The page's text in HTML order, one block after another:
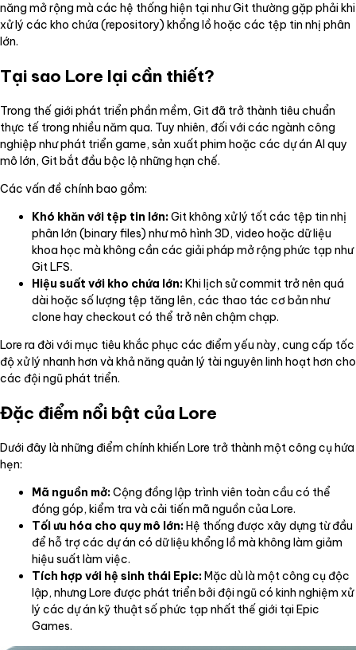
năng mở rộng mà các hệ thống hiện tại như Git thường gặp phải khi
xử lý các kho chứa (repository) khổng lồ hoặc các tệp tin nhị phân
lớn.
Tại sao Lore lại cần thiết?
Trong thế giới phát triển phần mềm, Git đã trở thành tiêu chuẩn
thực tế trong nhiều năm qua. Tuy nhiên, đối với các ngành công
nghiệp như phát triển game, sản xuất phim hoặc các dự án AI quy
mô lớn, Git bắt đầu bộc lộ những hạn chế.
Các vấn đề chính bao gồm:
Khó khăn với tệp tin lớn:Git không xử lý tốt các tệp tin nhị
phân lớn (binary files) như mô hình 3D, video hoặc dữ liệu
khoa học mà không cần các giải pháp mở rộng phức tạp như
Git LFS.
Hiệu suất với kho chứa lớn:Khi lịch sử commit trở nên quá
dài hoặc số lượng tệp tăng lên, các thao tác cơ bản như
clone hay checkout có thể trở nên chậm chạp.
Lore ra đời với mục tiêu khắc phục các điểm yếu này, cung cấp tốc
độ xử lý nhanh hơn và khả năng quản lý tài nguyên linh hoạt hơn cho
các đội ngũ phát triển.
Đặc điểm nổi bật của Lore
Dưới đây là những điểm chính khiến Lore trở thành một công cụ hứa
hẹn:
Mã nguồn mở:Cộng đồng lập trình viên toàn cầu có thể
đóng góp, kiểm tra và cải tiến mã nguồn của Lore.
Tối ưu hóa cho quy mô lớn:Hệ thống được xây dựng từ đầu
để hỗ trợ các dự án có dữ liệu khổng lồ mà không làm giảm
hiệu suất làm việc.
Tích hợp với hệ sinh thái Epic:Mặc dù là một công cụ độc
lập, nhưng Lore được phát triển bởi đội ngũ có kinh nghiệm xử
lý các dự án kỹ thuật số phức tạp nhất thế giới tại Epic
Games.